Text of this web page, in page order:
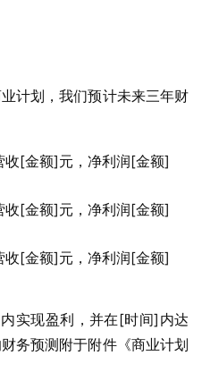
计划，我们预计未来三年财
收[金额]元，净利润[金额]
收[金额]元，净利润[金额]
收[金额]元，净利润[金额]
实现盈利，并在[时间]内达
务预测附于附件《商业计划